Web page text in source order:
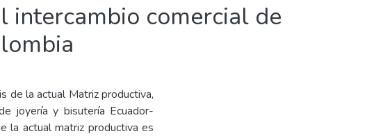
intercambio comercial de
de la actual Matriz productiva,
joyería y bisutería Ecuador-
la actual matriz productiva es